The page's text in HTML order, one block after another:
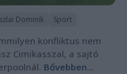
Dominik Sport
konfliktus nem
Cimikasszal, a sajtó
Bővebben...